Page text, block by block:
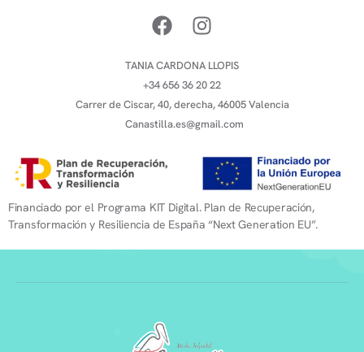
TANIA CARDONA LLOPIS
+34 656 36 20 22
Carrer de Ciscar, 40, derecha, 46005 Valencia
Canastilla.es@gmail.com
Financiado por el Programa KIT Digital. Plan de Recuperación,
Transformación y Resiliencia de España “Next Generation EU”.